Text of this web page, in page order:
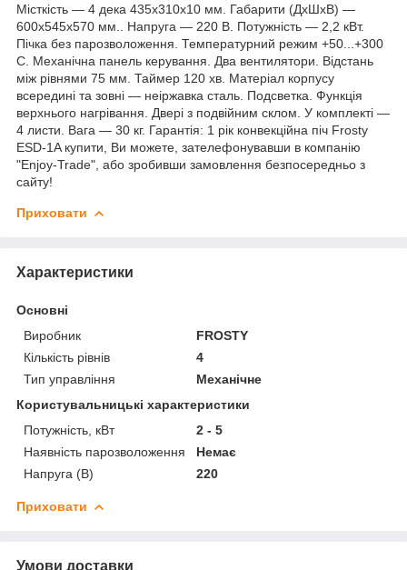
Місткість — 4 дека 435х310x10 мм. Габарити (ДхШхВ) —
600x545x570 мм.. Напруга — 220 В. Потужність — 2,2 кВт.
Пічка без парозволоження. Температурний режим +50...+300
С. Механічна панель керування. Два вентилятори. Відстань
між рівнями 75 мм. Таймер 120 хв. Матеріал корпусу
всередині та зовні — неіржавка сталь. Подсветка. Функція
верхнього нагрівання. Двері з подвійним склом. У комплекті —
4 листи. Вага — 30 кг. Гарантія: 1 рік конвекційна піч Frosty
ESD-1A купити, Ви можете, зателефонувавши в компанію
"Enjoy-Trade", або зробивши замовлення безпосередньо з
сайту!
Приховати
Характеристики
Основні
Виробник
FROSTY
Кількість рівнів
4
Тип управління
Механічне
Користувальницькі характеристики
Потужність, кВт
2 - 5
Наявність парозволоження
Немає
Напруга (В)
220
Приховати
Умови доставки